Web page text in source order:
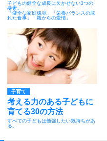
子どもの健全な成長に欠かせない3つの
要素。
「健全な家庭環境」「栄養バランスの取
れた食事」「親からの愛情」
子育て
考える力のある子どもに
育てる30の方法
すべての子どもは勉強したい気持ちがあ
る。